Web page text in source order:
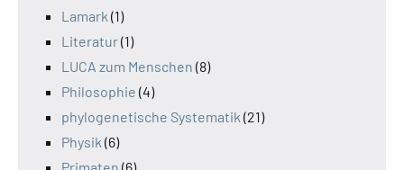
Lamark (1)
Literatur(1)
LUCA zum Menschen (8)
Philosophie (4)
phylogenetische Systematik (21)
Physik (6)